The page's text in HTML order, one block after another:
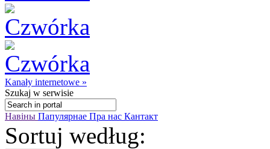
Kanały internetowe »
Szukaj w serwisie
Навіны Папулярнае Пра нас Кантакт
Sortuj według: